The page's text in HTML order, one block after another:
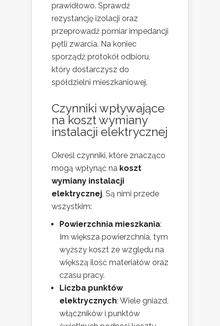
prawidłowo. Sprawdź
rezystancję izolacji oraz
przeprowadź pomiar impedancji
pętli zwarcia. Na koniec
sporządź protokół odbioru,
który dostarczysz do
spółdzielni mieszkaniowej.
Czynniki wpływające
na koszt wymiany
instalacji elektrycznej
Określ czynniki, które znacząco
mogą wpłynąć na koszt
wymiany instalacji
elektrycznej. Są nimi przede
wszystkim:
Powierzchnia mieszkania:
Im większa powierzchnia, tym
wyższy koszt ze względu na
większą ilość materiałów oraz
czasu pracy.
Liczba punktów
elektrycznych: Wiele gniazd,
włączników i punktów